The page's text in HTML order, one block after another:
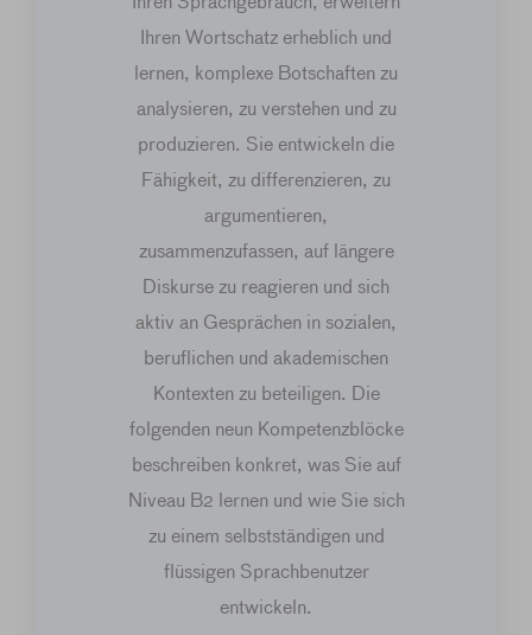
Ihren Wortschatz erheblich und
lernen, komplexe Botschaften zu
analysieren, zu verstehen und zu
produzieren. Sie entwickeln die
Fähigkeit, zu differenzieren, zu
argumentieren,
zusammenzufassen, auf längere
Diskurse zu reagieren und sich
aktiv an Gesprächen in sozialen,
beruflichen und akademischen
Kontexten zu beteiligen. Die
folgenden neun Kompetenzblöcke
beschreiben konkret, was Sie auf
Niveau B2 lernen und wie Sie sich
zu einem selbstständigen und
flüssigen Sprachbenutzer
entwickeln.